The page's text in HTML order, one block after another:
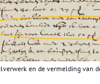
en de vermelding van